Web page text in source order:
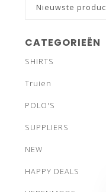
Nieuwste
CATEGORIEËN
SHIRTS
Truien
POLO'S
SUPPLIERS
NEW
HAPPY DEALS